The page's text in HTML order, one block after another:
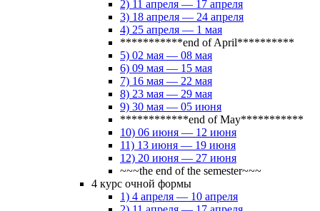
2) 11 апреля — 17 апреля
3) 18 апреля — 24 апреля
4) 25 апреля — 1 мая
***********end of April**********
5) 02 мая — 08 мая
6) 09 мая — 15 мая
7) 16 мая — 22 мая
8) 23 мая — 29 мая
9) 30 мая — 05 июня
************end of May***********
10) 06 июня — 12 июня
11) 13 июня — 19 июня
12) 20 июня — 27 июня
~~~the end of the semester~~~
4 курс очной формы
1) 4 апреля — 10 апреля